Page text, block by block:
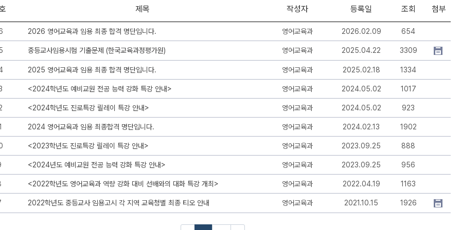
제목 작성자 등록일 조회 첨부
2026 영어교육과 임용 최종 합격 명단입니다. 영어교육과 2026.02.09 654
중등교사임용시험 기출문제 (한국교육과정평가원) 영어교육과 2025.04.22 3309
2025 영어교육과 임용 최종 합격 명단입니다. 영어교육과 2025.02.18 1334
<2024학년도 예비교원 전공 능력 강화 특강 안내> 영어교육과 2024.05.02 1017
<2024학년도 진로특강 릴레이 특강 안내> 영어교육과 2024.05.02 923
2024 영어교육과 임용 최종합격 명단입니다. 영어교육과 2024.02.13 1902
<2023학년도 진로특강 릴레이 특강 안내> 영어교육과 2023.09.25 888
<2024년도 예비교원 전공 능력 강화 특강 안내> 영어교육과 2023.09.25 956
<2022학년도 영어교육과 역량 강화 대비 선배와의 대화 특강 개최> 영어교육과 2022.04.19 1163
2022학년도 중등교사 임용고시 각 지역 교육청별 최종 티오 안내 영어교육과 2021.10.15 1926